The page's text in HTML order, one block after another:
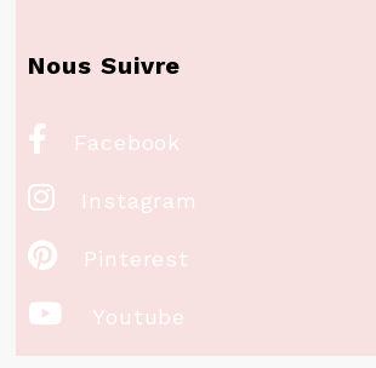
Nous Suivre
 Facebook
 Instagram
 Pinterest
 Youtube